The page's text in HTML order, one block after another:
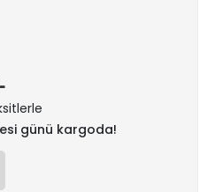
günü kargoda!